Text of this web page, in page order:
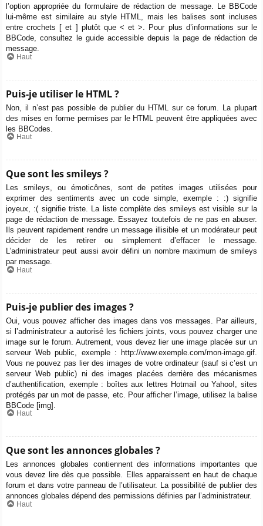
l’option appropriée du formulaire de rédaction de message. Le BBCode
lui-même est similaire au style HTML, mais les balises sont incluses
entre crochets [ et ] plutôt que < et >. Pour plus d’informations sur le
BBCode, consultez le guide accessible depuis la page de rédaction de
message.
Haut
Puis-je utiliser le HTML ?
Non, il n’est pas possible de publier du HTML sur ce forum. La plupart
des mises en forme permises par le HTML peuvent être appliquées avec
les BBCodes.
Haut
Que sont les smileys ?
Les smileys, ou émoticônes, sont de petites images utilisées pour
exprimer des sentiments avec un code simple, exemple : :) signifie
joyeux, :( signifie triste. La liste complète des smileys est visible sur la
page de rédaction de message. Essayez toutefois de ne pas en abuser.
Ils peuvent rapidement rendre un message illisible et un modérateur peut
décider de les retirer ou simplement d’effacer le message.
L’administrateur peut aussi avoir défini un nombre maximum de smileys
par message.
Haut
Puis-je publier des images ?
Oui, vous pouvez afficher des images dans vos messages. Par ailleurs,
si l’administrateur a autorisé les fichiers joints, vous pouvez charger une
image sur le forum. Autrement, vous devez lier une image placée sur un
serveur Web public, exemple : http://www.exemple.com/mon-image.gif.
Vous ne pouvez pas lier des images de votre ordinateur (sauf si c’est un
serveur Web public) ni des images placées derrière des mécanismes
d’authentification, exemple : boîtes aux lettres Hotmail ou Yahoo!, sites
protégés par un mot de passe, etc. Pour afficher l’image, utilisez la balise
BBCode [img].
Haut
Que sont les annonces globales ?
Les annonces globales contiennent des informations importantes que
vous devez lire dès que possible. Elles apparaissent en haut de chaque
forum et dans votre panneau de l’utilisateur. La possibilité de publier des
annonces globales dépend des permissions définies par l’administrateur.
Haut